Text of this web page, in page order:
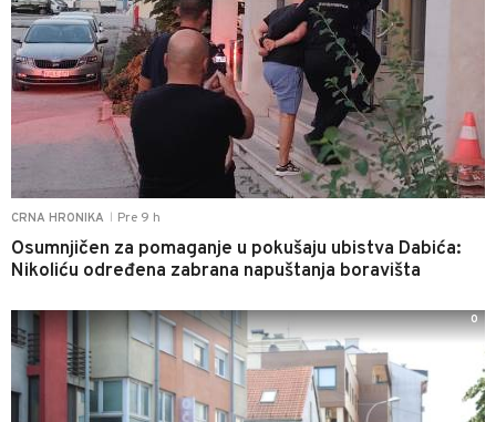
CRNA HRONIKA Pre 9 h
Osumnjičen za pomaganje u pokušaju ubistva Dabića:
Nikoliću određena zabrana napuštanja boravišta
0